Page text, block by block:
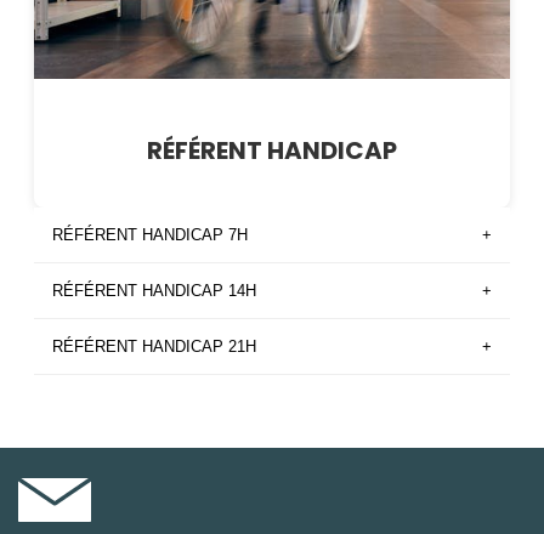
RÉFÉRENT HANDICAP
RÉFÉRENT HANDICAP 7H +
RÉFÉRENT HANDICAP 14H +
RÉFÉRENT HANDICAP 21H +